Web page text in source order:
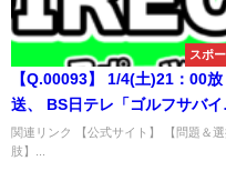
スポ
【Q.00093】 1/4(土)21：00放
送、 BS日テレ「ゴルフサバイ
ルSP・トッププロ大会」。 優
者は？
関連リンク 【公式サイト】 【問題＆選
肢】...